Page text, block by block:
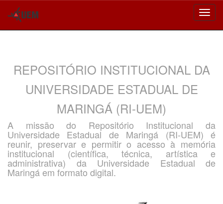
REPOSITÓRIO INSTITUCIONAL DA
UNIVERSIDADE ESTADUAL DE
MARINGÁ (RI-UEM)
A missão do Repositório Institucional da
Universidade Estadual de Maringá (RI-UEM) é
reunir, preservar e permitir o acesso à memória
institucional (científica, técnica, artística e
administrativa) da Universidade Estadual de
Maringá em formato digital.